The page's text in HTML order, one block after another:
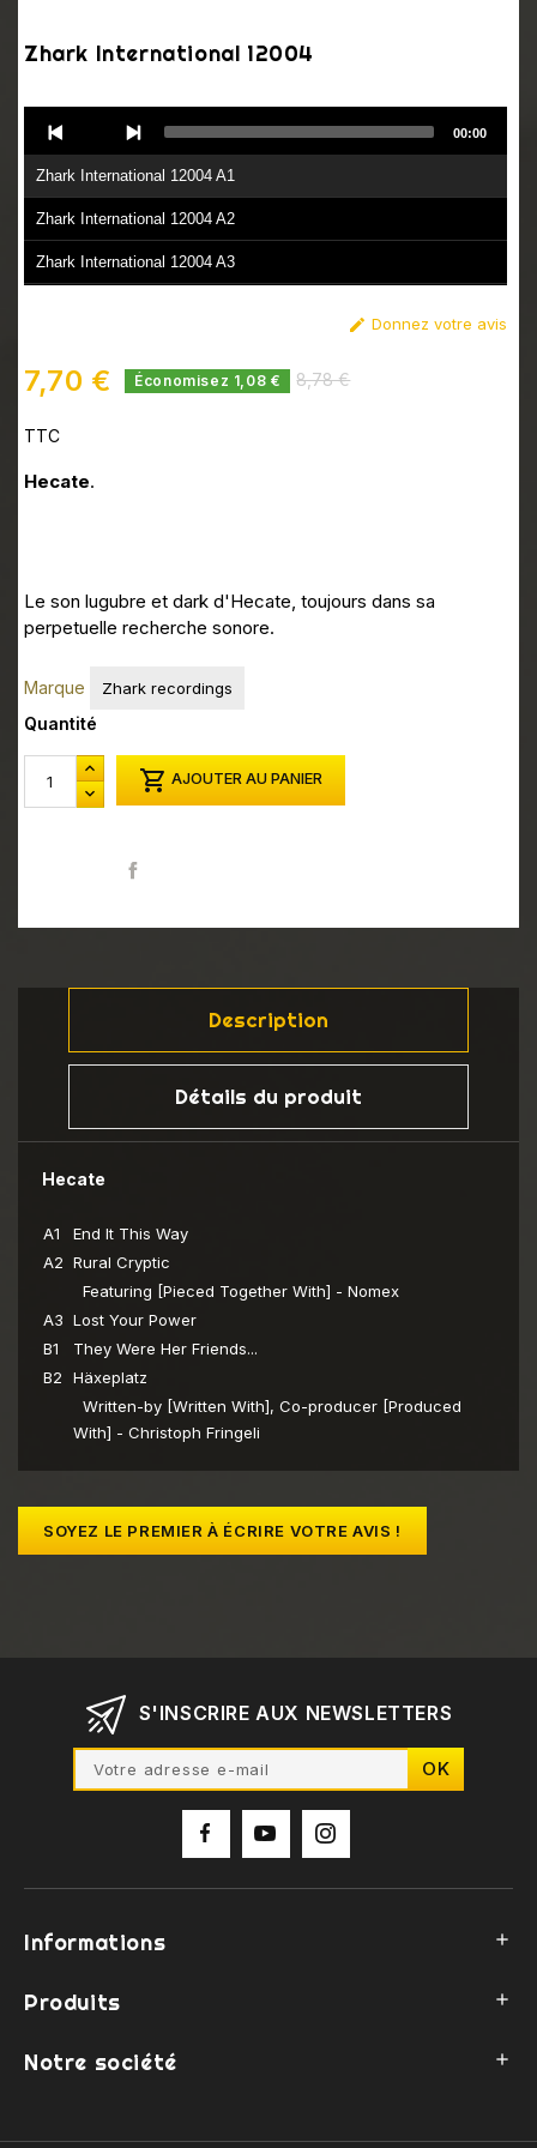
Zhark International 12004
Player
Zhark International 12004 A1
Zhark International 12004 A2
Zhark International 12004 A3
00:00
 Donnez votre avis
7,70 € Économisez 1,08 € 8,78 €
TTC
Hecate.
Le son lugubre et dark d'Hecate, toujours dans sa
perpetuelle recherche sonore.
Marque Zhark recordings
Quantité
 AJOUTER AU PANIER
Description
Détails du produit
Hecate
A1
End It This Way
A2 Rural Cryptic
Featuring [Pieced Together With] - Nomex
A3 Lost Your Power
B1
They Were Her Friends...
B2
Häxeplatz
Written-by [Written With], Co-producer [Produced
With] - Christoph Fringeli
SOYEZ LE PREMIER À ÉCRIRE VOTRE AVIS !
S'INSCRIRE AUX NEWSLETTERS
Informations 
Produits 
Notre société 